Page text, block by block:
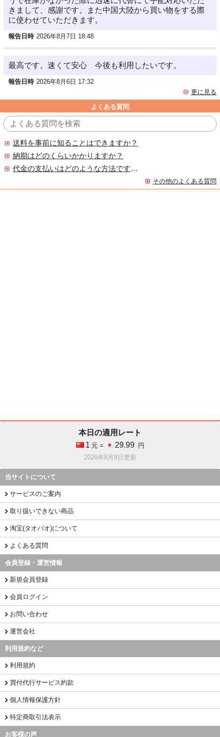
きまして、感謝です。また中国大陸から買い物をする際
に使わせていただきます。
報告日時 2026年8月7日 18:48
最高です。速くて安心 今後も利用したいです。
報告日時 2026年8月6日 17:32
更に見る
よくある質問
送料を事前に知ることはできますか？
納期はどのくらいかかりますか？
代金の支払いはどのような方法ですか？
その他のよくある質問
本日の適用レート
1 元 = 29.99
円
2026年8月8日更新
当サイトについて
サービスのご案内
取り扱いできない商品
淘宝(タオバオ)について
よくある質問
会員登録・運営情報
新規会員登録
会員ログイン
お問い合わせ
運営会社
利用規約など
利用規約
買付代行サービス約款
個人情報保護方針
特定商取引法表示
お客様の声